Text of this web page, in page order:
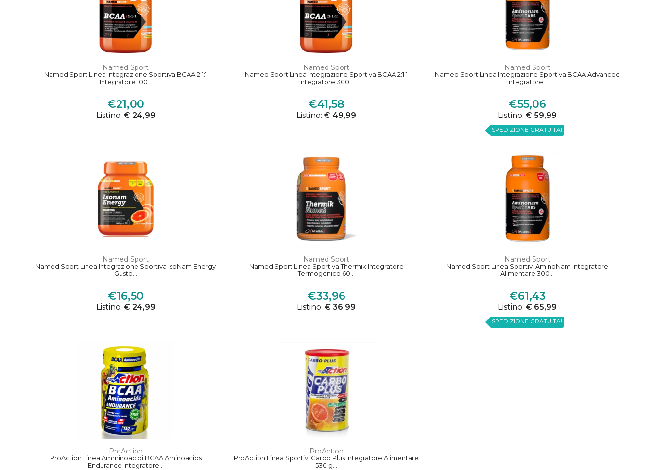
Named Sport
Named Sport Linea Integrazione Sportiva BCAA 2:1:1
Integratore 100...
€21,00
Listino: € 24,99
Named Sport
Named Sport Linea Integrazione Sportiva BCAA 2:1:1
Integratore 300...
€41,58
Listino:€ 49,99
Named Sport
Named Sport Linea Integrazione Sportiva BCAA Advanced
Integratore...
€55,06
Listino: € 59,99
SPEDIZIONE GRATUITA!
Named Sport
Named Sport Linea Integrazione Sportiva IsoNam Energy
Gusto...
€16,50
Listino: € 24,99
Named Sport
Named Sport Linea Sportiva Thermik Integratore
Termogenico 60...
€33,96
Listino:€ 36,99
Named Sport
Named Sport Linea Sportivi AminoNam Integratore
Alimentare 300...
€61,43
Listino: € 65,99
SPEDIZIONE GRATUITA!
ProAction
ProAction Linea Amminoacidi BCAA Aminoacids
Endurance Integratore...
ProAction
ProAction Linea Sportivi Carbo Plus Integratore Alimentare
530 g...